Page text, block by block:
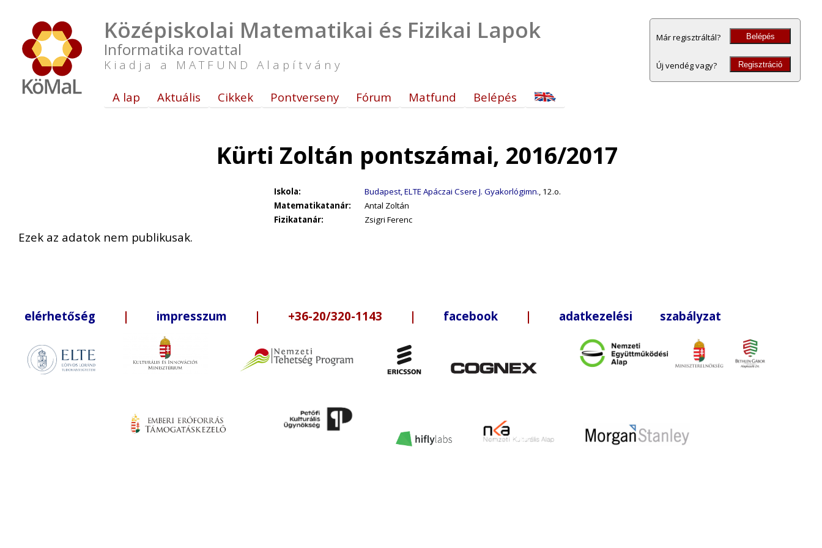
Középiskolai Matematikai és Fizikai Lapok
Informatika rovattal
Kiadja a MATFUND Alapítvány
Már regisztráltál? Belépés
Új vendég vagy? Regisztráció
A lap Aktuális Cikkek Pontverseny Fórum Matfund Belépés
Kürti Zoltán pontszámai, 2016/2017
Iskola: Budapest, ELTE Apáczai Csere J. Gyakorlógimn., 12.o.
Matematikatanár:
Antal Zoltán
Fizikatanár:
Zsigri Ferenc
Ezek az adatok nem publikusak.
elérhetőség | impresszum | +36-20/320-1143 | facebook | adatkezelési szabályzat